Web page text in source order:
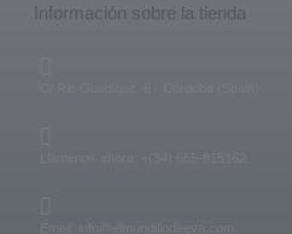
Información sobre la tienda